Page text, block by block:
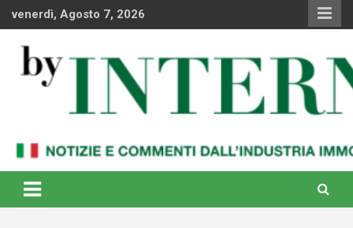
venerdì, Agosto 7, 2026
By Internews
internazionale